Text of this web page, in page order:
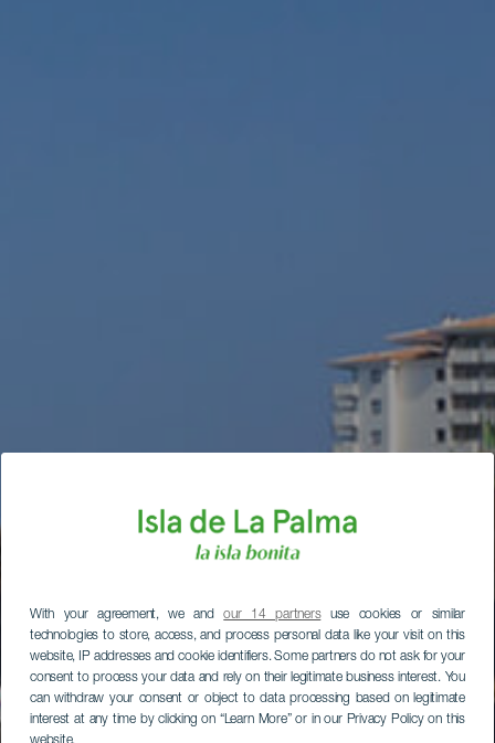
With your agreement, we andour 14 partnersuse cookies or similar
technologies to store, access, and process personal data like your visit on this
website, IP addresses and cookie identifiers. Some partners do not ask for your
consent to process your data and rely on their legitimate business interest. You
can withdraw your consent or object to data processing based on legitimate
interest at any time by clicking on “Learn More” or in our Privacy Policy on this